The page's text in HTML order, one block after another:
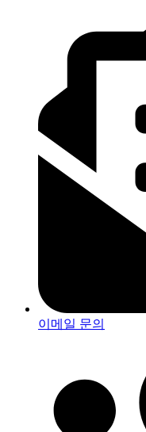
이메일 문의